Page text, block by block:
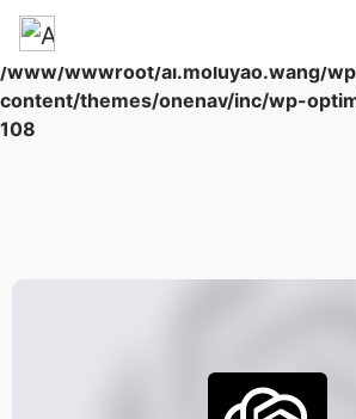
Warning
/www/wwwroot/ai.moluyao.wang/
content/themes/onenav/inc/wp-
108